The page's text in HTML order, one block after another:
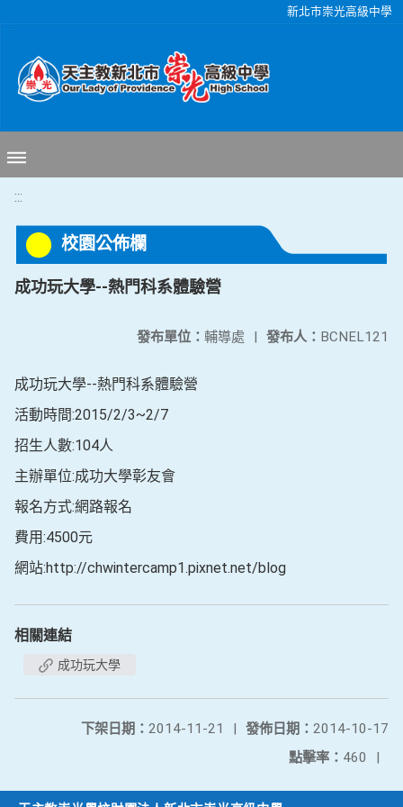
新北市崇光高級中學
:::
校園公佈欄
成功玩大學--熱門科系體驗營
發布人： BCNEL121
發布單位： 輔導處 |
成功玩大學--熱門科系體驗營
活動時間:2015/2/3~2/7
招生人數:104人
主辦單位:成功大學彰友會
報名方式:網路報名
費用:4500元
網站:http://chwintercamp1.pixnet.net/blog
相關連結
成功玩大學
發佈日期： 2014-10-17
下架日期： 2014-11-21
|
點擊率： 460 |